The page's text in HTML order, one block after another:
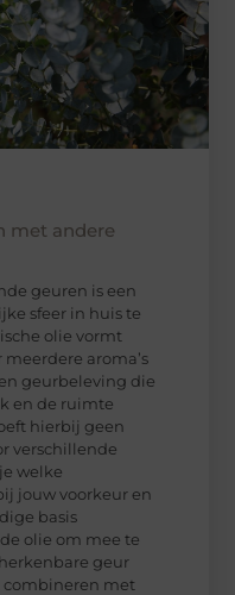
met andere
geuren is een
sfeer in huis te
olie vormt
aroma’s
geurbeleving die
en de ruimte
hierbij geen
verschillende
welke
jouw voorkeur en
basis
olie om mee te
geur
combineren met